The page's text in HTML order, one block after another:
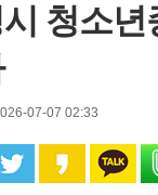
청소년
07-07 02:33
이스북으로 공유
트위터로 공유
카카오